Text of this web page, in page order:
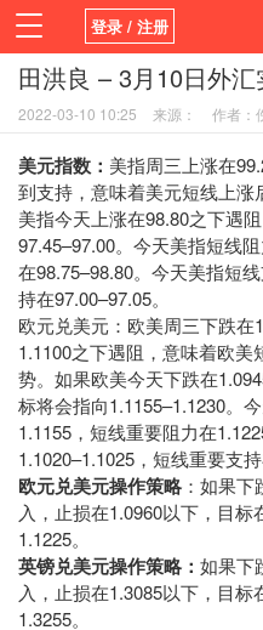
登录 / 注册
首页 新闻
平台
指标EA
田洪良 – 3月10日外
2022-03-10 10:25 来源： 作者：
美元指数： 美指周三上涨在
到支持，意味着美元短线上
美指今天上涨在98.80之下遇
97.45–97.00。今天美指短线
在98.75–98.80。今天美指短
持在97.00–97.05。
欧元兑美元：欧美周三下跌
1.1100之下遇阻，意味着欧
势。如果欧美今天下跌在
标将会指向1.1155–1.1230。
1.1155，短线重要阻力在
1.1020–1.1025，短线重要支持
欧元兑美元操作策略 ：如果
入，止损在1.0960以下，目标
1.1225。
英镑兑美元操作策略： 如果下
入，止损在1.3085以下，目标
1.3255。